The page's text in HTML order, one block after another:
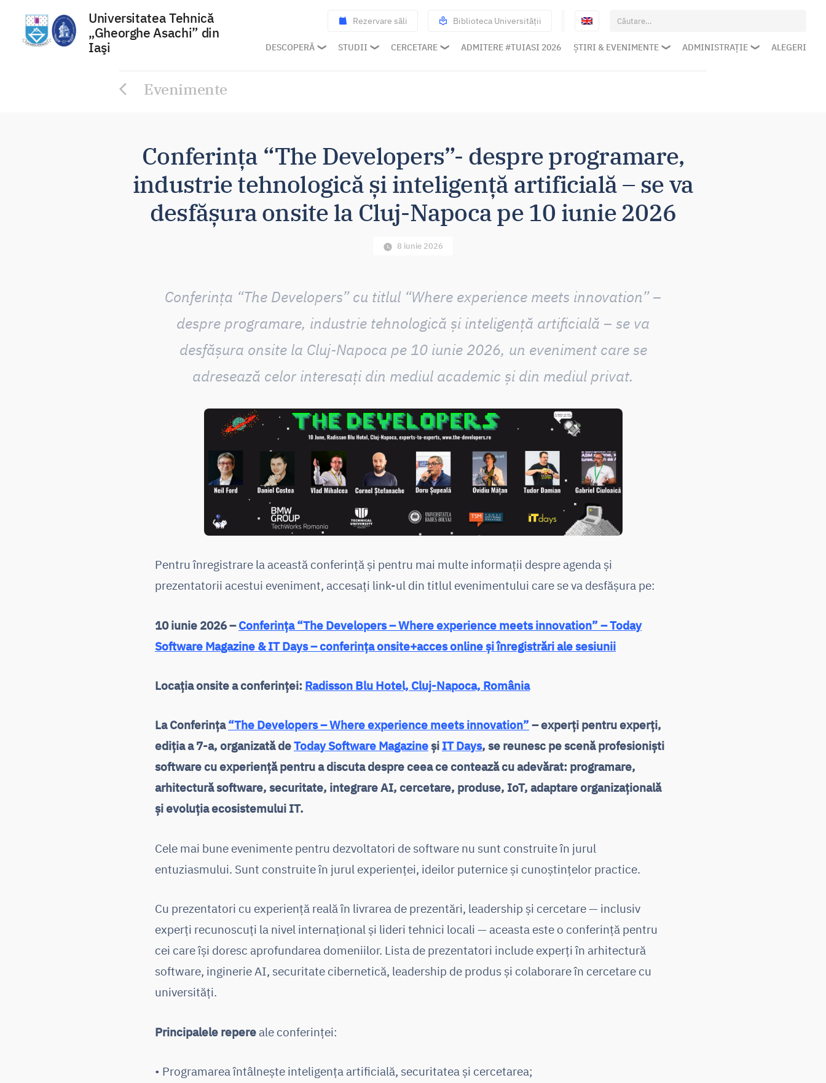
Universitatea Tehnică
„Gheorghe Asachi” din
Iaşi
Rezervare săli Biblioteca Universității
Caută
după:
DESCOPERĂ STUDII CERCETARE ADMITERE #TUIASI 2026 ȘTIRI & EVENIMENTE ADMINISTRAȚIE ALEGERI
Evenimente
Conferința “The Developers”- despre programare,
industrie tehnologică și inteligență artificială – se va
desfășura onsite la Cluj-Napoca pe 10 iunie 2026
8 iunie 2026
Conferința “The Developers” cu titlul “Where experience meets innovation” –
despre programare, industrie tehnologică și inteligență artificială – se va
desfășura onsite la Cluj-Napoca pe 10 iunie 2026, un eveniment care se
adresează celor interesați din mediul academic și din mediul privat.
Pentru înregistrare la această conferință și pentru mai multe informații despre agenda și
prezentatorii acestui eveniment, accesați link-ul din titlul evenimentului care se va desfășura pe:
10 iunie 2026 –Conferința “The Developers – Where experience meets innovation” – Today
Software Magazine & IT Days – conferința onsite+acces online și înregistrări ale sesiunii
Locația onsite a conferinței: Radisson Blu Hotel, Cluj-Napoca, România
La Conferința“The Developers – Where experience meets innovation” – experți pentru experți,
ediția a 7-a, organizată deToday Software Magazineși IT Days, se reunesc pe scenă profesioniști
software cu experiență pentru a discuta despre ceea ce contează cu adevărat: programare,
arhitectură software, securitate, integrare AI, cercetare, produse, IoT, adaptare organizațională
și evoluția ecosistemului IT.
Cele mai bune evenimente pentru dezvoltatori de software nu sunt construite în jurul
entuziasmului. Sunt construite în jurul experienței, ideilor puternice și cunoștințelor practice.
Cu prezentatori cu experiență reală în livrarea de prezentări, leadership și cercetare — inclusiv
experți recunoscuți la nivel internațional și lideri tehnici locali — aceasta este o conferință pentru
cei care își doresc aprofundarea domeniilor. Lista de prezentatori include experți în arhitectură
software, inginerie AI, securitate cibernetică, leadership de produs și colaborare în cercetare cu
universități.
Principalele repere ale conferinței:
• Programarea întâlnește inteligența artificială, securitatea și cercetarea;